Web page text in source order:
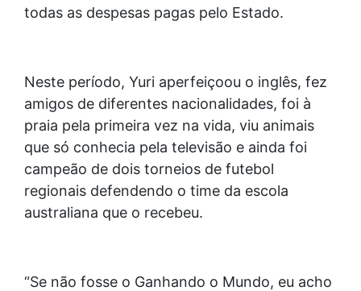
todas as despesas pagas pelo Estado.
Neste período, Yuri aperfeiçoou o inglês, fez
amigos de diferentes nacionalidades, foi à
praia pela primeira vez na vida, viu animais
que só conhecia pela televisão e ainda foi
campeão de dois torneios de futebol
regionais defendendo o time da escola
australiana que o recebeu.
“Se não fosse o Ganhando o Mundo, eu acho